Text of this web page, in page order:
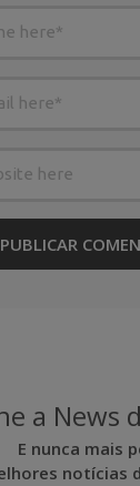
a News
E nunca mais
notícias